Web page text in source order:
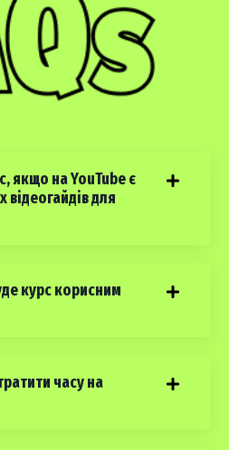
якщо на YouTube є
для
курс корисним
часу на